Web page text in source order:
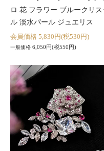
ロ 花 フラワー ブルークリス
ル 淡水パール ジュエリス
会員価格 5,830円(税530円)
一般価格 6,050円(税550円)